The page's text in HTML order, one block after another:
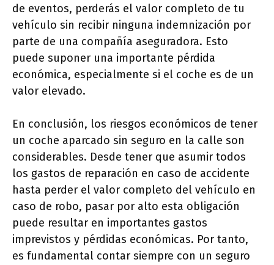
de eventos, perderás el valor completo de tu
vehículo sin recibir ninguna indemnización por
parte de una compañía aseguradora. Esto
puede suponer una importante pérdida
económica, especialmente si el coche es de un
valor elevado.
En conclusión, los riesgos económicos de tener
un coche aparcado sin seguro en la calle son
considerables. Desde tener que asumir todos
los gastos de reparación en caso de accidente
hasta perder el valor completo del vehículo en
caso de robo, pasar por alto esta obligación
puede resultar en importantes gastos
imprevistos y pérdidas económicas. Por tanto,
es fundamental contar siempre con un seguro